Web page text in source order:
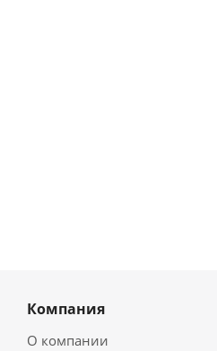
Компания
О компании